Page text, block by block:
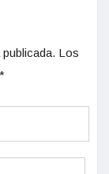
Los
*